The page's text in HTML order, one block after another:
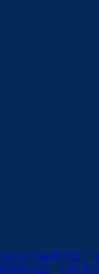
션이 가능한가요? -
검하나요? - 기업 위